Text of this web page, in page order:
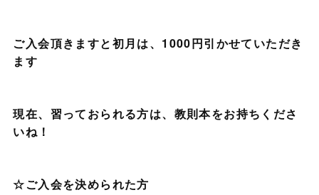
ご入会頂きますと初月は、1000円引かせていただき
ます
現在、習っておられる方は、教則本をお持ちくださ
いね！
☆ご入会を決められた方